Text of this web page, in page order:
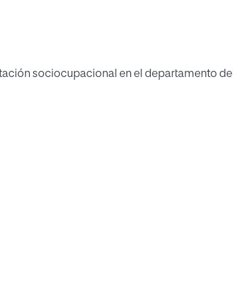
sociocupacional en el departamento del